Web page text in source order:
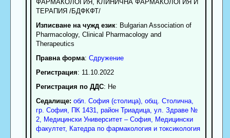
ФАРМАКОЛОГИЯ, КЛИНИЧНА ФАРМАКОЛОГИЯ И
ТЕРАПИЯ /БДФКФТ/
Изписване на чужд език: Bulgarian Association of
Pharmacology, Clinical Pharmacology and
Therapeutics
Правна форма: Сдружение
Регистрация: 11.10.2022
Регистрация по ДДС: Нe
Седалище: обл. София (столица), общ. Столична,
гр. София, ПК 1431, район Триадица, ул. Здраве №
2, Медицински Университет – София, Медицински
факултет, Катедра по фармакология и токсикология